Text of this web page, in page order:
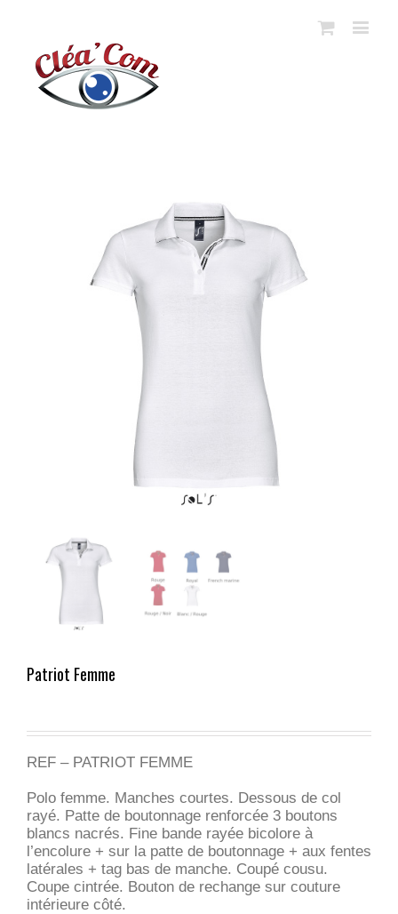
Patriot Femme
REF – PATRIOT FEMME
Polo femme. Manches courtes. Dessous de col
rayé. Patte de boutonnage renforcée 3 boutons
blancs nacrés. Fine bande rayée bicolore à
l’encolure + sur la patte de boutonnage + aux fentes
latérales + tag bas de manche. Coupé cousu.
Coupe cintrée. Bouton de rechange sur couture
intérieure côté.